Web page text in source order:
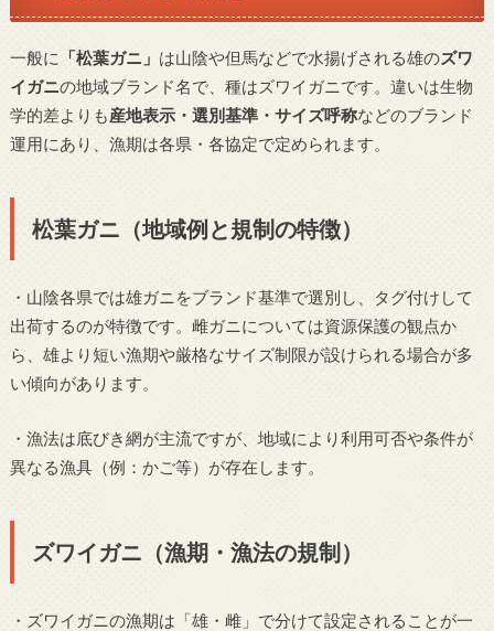
一般に 「松葉ガニ」 は山陰や但馬などで水揚げされる雄のズワ
イガニの地域ブランド名で、種はズワイガニです。違いは生物
学的差よりも産地表示・選別基準・サイズ呼称などのブランド
運用にあり、漁期は各県・各協定で定められます。
松葉ガニ（地域例と規制の特徴）
・山陰各県では雄ガニをブランド基準で選別し、タグ付けして
出荷するのが特徴です。雌ガニについては資源保護の観点か
ら、雄より短い漁期や厳格なサイズ制限が設けられる場合が多
い傾向があります。
・漁法は底びき網が主流ですが、地域により利用可否や条件が
異なる漁具（例：かご等）が存在します。
ズワイガニ（漁期・漁法の規制）
・ズワイガニの漁期は「雄・雌」で分けて設定されることが一